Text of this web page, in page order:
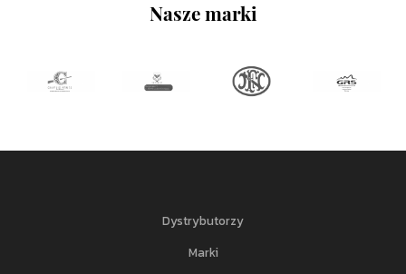
Nasze marki
Dystrybutorzy
Marki